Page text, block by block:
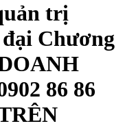
trị
Chương
86 86